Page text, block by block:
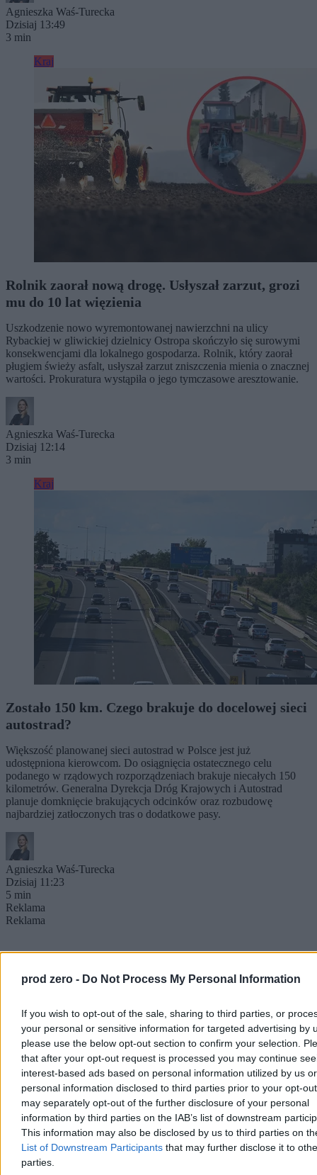
prod zero - Do Not Process My Personal Information
If you wish to opt-out of the sale, sharing to third parties, or
your personal or sensitive information for targeted advertising by
please use the below opt-out section to confirm your selection.
that after your opt-out request is processed you may continue
interest-based ads based on personal information utilized by us or
personal information disclosed to third parties prior to your opt-
may separately opt-out of the further disclosure of your personal
information by third parties on the IAB’s list of downstream
This information may also be disclosed by us to third parties on
List of Downstream Participants that may further disclose it to
parties.
Agnieszka Waś-Turecka
Dzisiaj 13:49
3 min
Kraj
Rolnik zaorał nową drogę. Usłyszał zarzut, grozi
mu do 10 lat więzienia
Uszkodzenie nowo wyremontowanej nawierzchni na ulicy
Rybackiej w gliwickiej dzielnicy Ostropa skończyło się surowymi
konsekwencjami dla lokalnego gospodarza. Rolnik, który zaorał
pługiem świeży asfalt, usłyszał zarzut zniszczenia mienia o znacznej
wartości. Prokuratura wystąpiła o jego tymczasowe aresztowanie.
Agnieszka Waś-Turecka
Dzisiaj 12:14
3 min
Kraj
Zostało 150 km. Czego brakuje do docelowej sieci
autostrad?
Większość planowanej sieci autostrad w Polsce jest już
udostępniona kierowcom. Do osiągnięcia ostatecznego celu
podanego w rządowych rozporządzeniach brakuje niecałych 150
kilometrów. Generalna Dyrekcja Dróg Krajowych i Autostrad
planuje domknięcie brakujących odcinków oraz rozbudowę
najbardziej zatłoczonych tras o dodatkowe pasy.
Agnieszka Waś-Turecka
Dzisiaj 11:23
5 min
Reklama
Reklama
Kraj